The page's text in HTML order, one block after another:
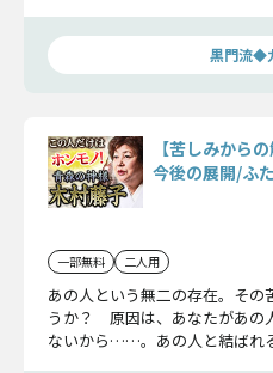
黒門流◆
【苦しみから
今後の展開/ふ
一部無料 二人用
あの人という無二の存在。その
うか？ 原因は、あなたがあの
ないから……。あの人と結ばれ